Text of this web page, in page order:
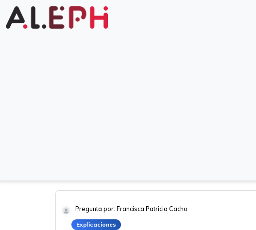
Pregunta por: Francisca Patricia Cacho
Explicaciones